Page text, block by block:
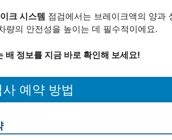
크 시스템 점검에서는 브레이크액의 양과
량의 안전성을 높이는 데 필수적이에요.
배 정보를 지금 바로 확인해 보세요!
예약 방법